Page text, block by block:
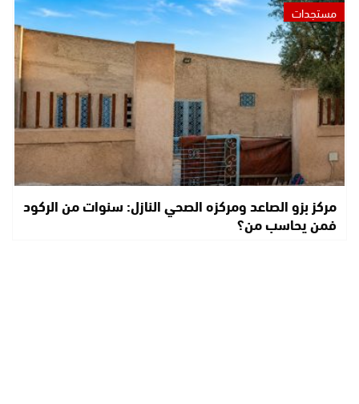
مستجدات
مركز بزو الصاعد ومركزه الصحي النازل: سنوات من الركود
فمن يحاسب من؟